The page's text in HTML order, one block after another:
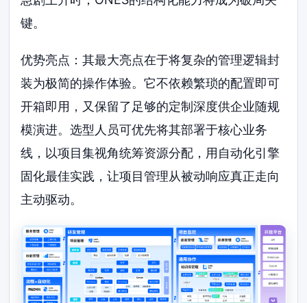
键。
优势亮点：其最大亮点在于将复杂的管理逻辑封
装为极简的操作体验。它不依赖繁琐的配置即可
开箱即用，又保留了足够的定制深度供企业随规
模演进。选型人员可优先将其部署于核心业务
线，以项目集视角统筹资源分配，用自动化引擎
固化最佳实践，让项目管理从被动响应真正走向
主动驱动。